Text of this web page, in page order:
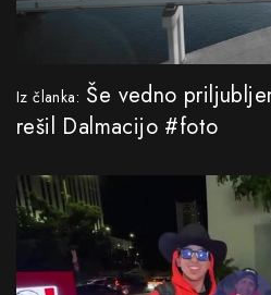
Iz članka: Še vedno
rešil Dalmacijo #foto